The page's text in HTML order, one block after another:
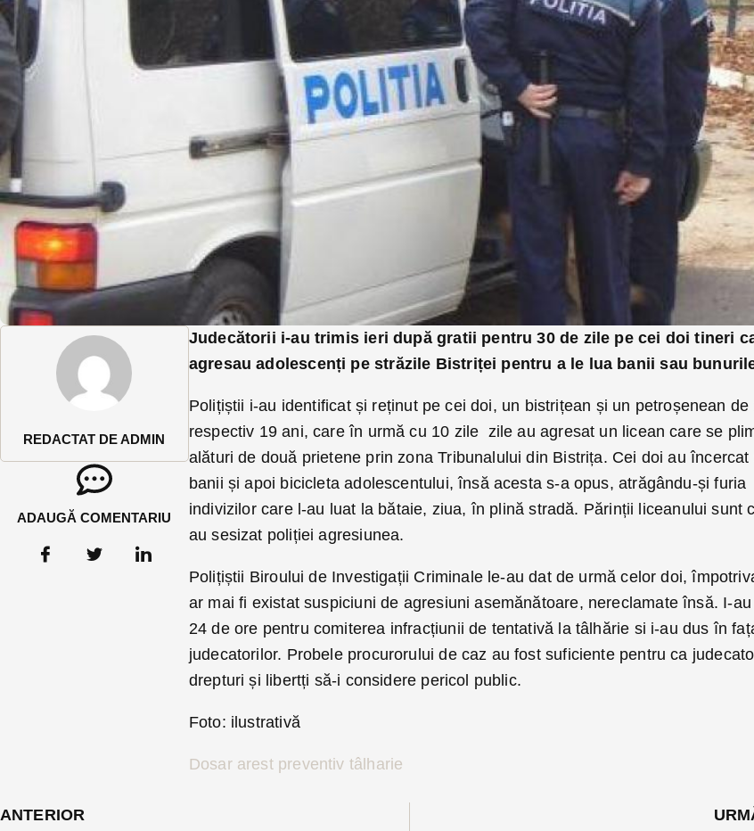
REDACTAT DE ADMIN
ADAUGĂ COMENTARIU
Judecătorii i-au trimis ieri după gratii pentru 30 de zile pe cei doi tineri
agresau adolescenți pe străzile Bistriței pentru a le lua banii sau
Polițiștii i-au identificat și reținut pe cei doi, un bistrițean și un petroșenean de
respectiv 19 ani, care în urmă cu 10 zile zile au agresat un licean care se
alături de două prietene prin zona Tribunalului din Bistrița. Cei doi au încercat
banii și apoi bicicleta adolescentului, însă acesta s-a opus, atrăgându-și furia
indivizilor care l-au luat la bătaie, ziua, în plină stradă. Părinții liceanului sunt
au sesizat poliției agresiunea.
Polițiștii Biroului de Investigații Criminale le-au dat de urmă celor doi,
ar mai fi existat suspiciuni de agresiuni asemănătoare, nereclamate însă. I-
24 de ore pentru comiterea infracțiunii de tentativă la tâlhărie si i-au dus în
judecatorilor. Probele procurorului de caz au fost suficiente pentru ca
drepturi și libertți să-i considere pericol public.
Foto: ilustrativă
Dosar arest preventiv tâlharie
ANTERIOR